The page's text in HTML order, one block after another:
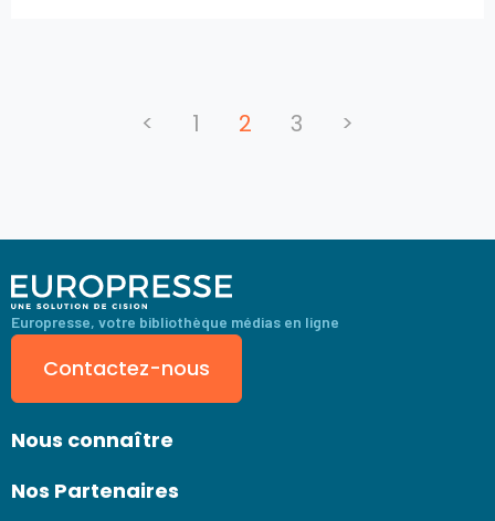
< 1 2 3 >
Europresse, votre bibliothèque médias en ligne
Contactez-nous
Nous connaître
Nos Partenaires